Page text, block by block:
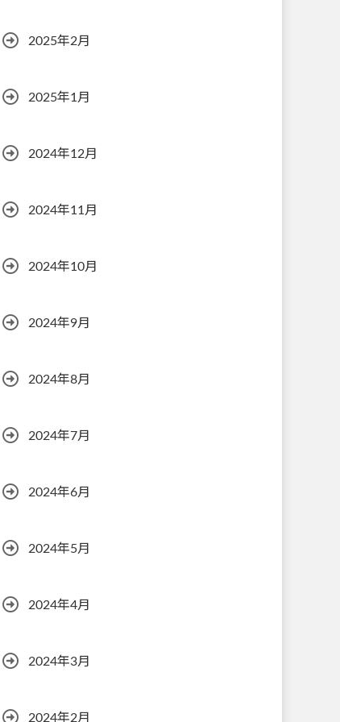
2025年2月
2025年1月
2024年12月
2024年11月
2024年10月
2024年9月
2024年8月
2024年7月
2024年6月
2024年5月
2024年4月
2024年3月
2024年2月